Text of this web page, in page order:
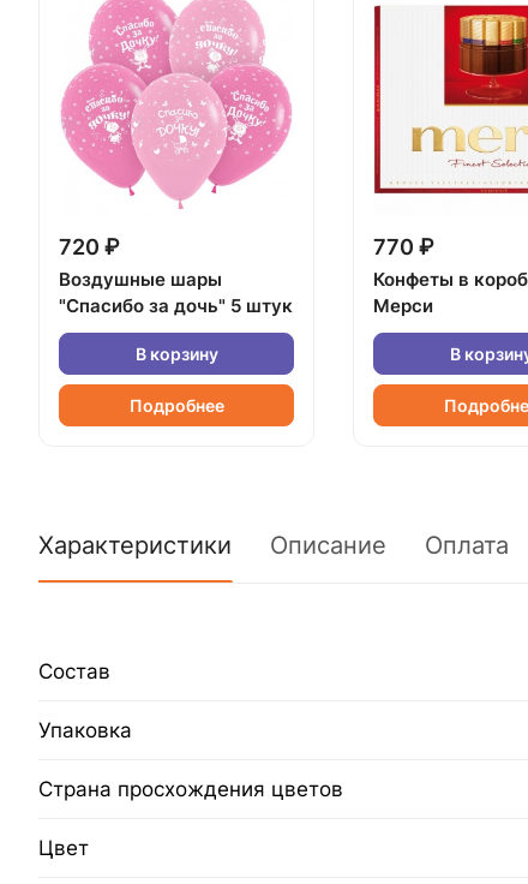
720 ₽
Воздушные шары
"Спасибо за дочь" 5 штук
В корзину
Подробнее
770 ₽
Конфеты в
Мерси
В
Характеристики Описание Оплата
Состав
Упаковка
Страна просхождения цветов
Цвет